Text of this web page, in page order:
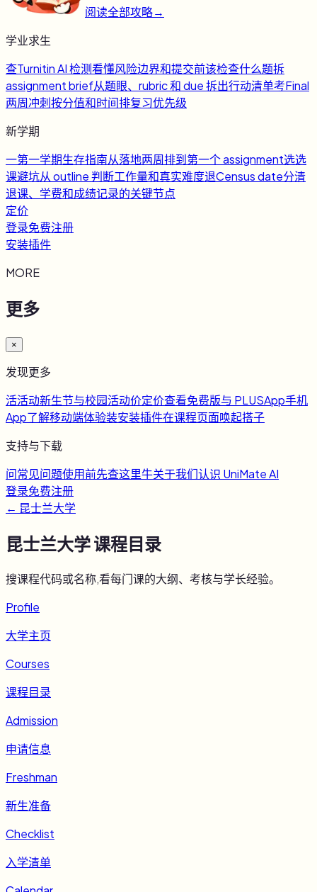
阅读全部攻略→
学业求生
查Turnitin AI 检测看懂风险边界和提交前该检查什么题拆
assignment brief从题眼、rubric 和 due 拆出行动清单考Final
两周冲刺按分值和时间排复习优先级
新学期
一第一学期生存指南从落地两周排到第一个 assignment选选
课避坑从 outline 判断工作量和真实难度退Census date分清
退课、学费和成绩记录的关键节点
定价
登录免费注册
安装插件
MORE
更多
×
发现更多
活活动新生节与校园活动价定价查看免费版与 PLUSApp手机
App了解移动端体验装安装插件在课程页面唤起搭子
支持与下载
问常见问题使用前先查这里牛关于我们认识 UniMate AI
登录免费注册
← 昆士兰大学
昆士兰大学课程目录
搜课程代码或名称,看每门课的大纲、考核与学长经验。
Profile
大学主页
Courses
课程目录
Admission
申请信息
Freshman
新生准备
Checklist
入学清单